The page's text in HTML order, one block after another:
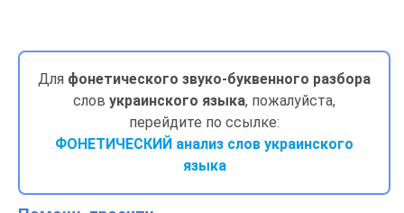
Для фонетического звуко-буквенного разбора
слов украинского языка, пожалуйста,
перейдите по ссылке:
ФОНЕТИЧЕСКИЙ анализ слов украинского
языка